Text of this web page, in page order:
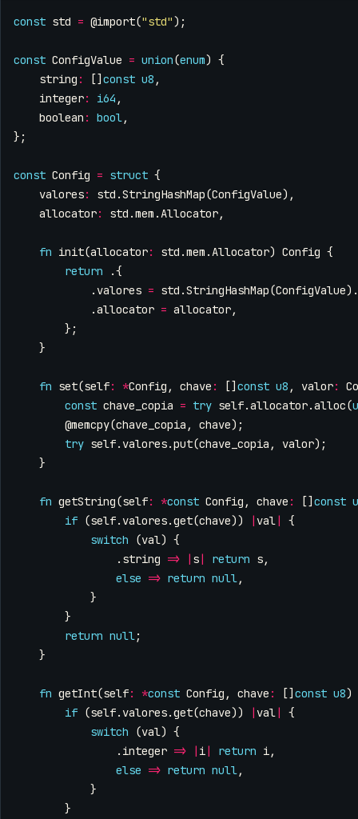
const std = @import("std");
const ConfigValue = union(enum) {
string : [] const u8 ,
integer: i64 ,
boolean : bool,
};
const Config = struct {
valores: std .StringHashMap(ConfigValue),
allocator: std .mem .Allocator,
fn init(allocator: std .mem .Allocator) Config {
return
.{
. valores = std .StringHashMap(ConfigValue).
.allocator = allocator,
};
}
fn set(self: *Config , chave : [] const u8 , valor:
const chave_copia = try self.allocator.alloc(
@memcpy(chave_copia , chave);
try self. valores.put(chave_copia , valor);
}
fn getString(self: *const Config , chave : [] const
if (self. valores.get(chave)) | val|
{
switch
(val) {
. string => | s| return s,
else => return null,
}
}
return null;
}
fn getInt(self: *const Config , chave : [] const u8)
if (self. valores.get(chave)) | val|
{
switch
(val) {
. integer => | i| return i,
else => return null,
}
}